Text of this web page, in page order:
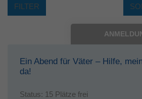
FILTER
Ein Abend für Väter – Hilfe,
da!
Status: 15 Plätze frei